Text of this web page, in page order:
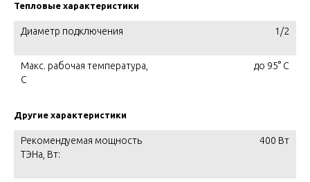
Тепловые характеристики
Диаметр подключения 1/2
Макс. рабочая температура,
C
до 95° С
Другие характеристики
Рекомендуемая мощность
ТЭНа, Вт:
400 Вт